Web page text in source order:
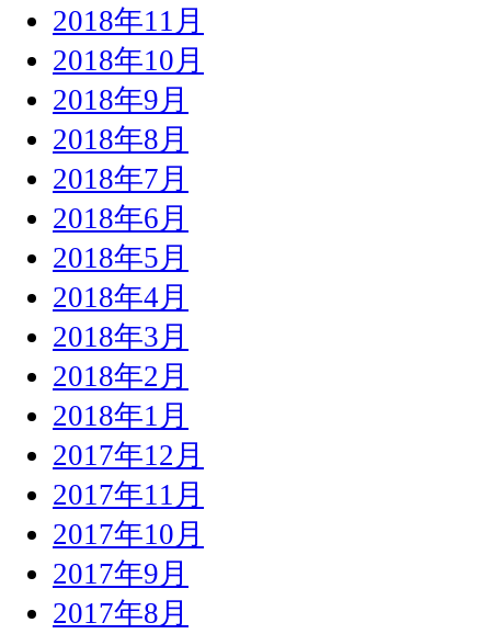
2018年11月
2018年10月
2018年9月
2018年8月
2018年7月
2018年6月
2018年5月
2018年4月
2018年3月
2018年2月
2018年1月
2017年12月
2017年11月
2017年10月
2017年9月
2017年8月